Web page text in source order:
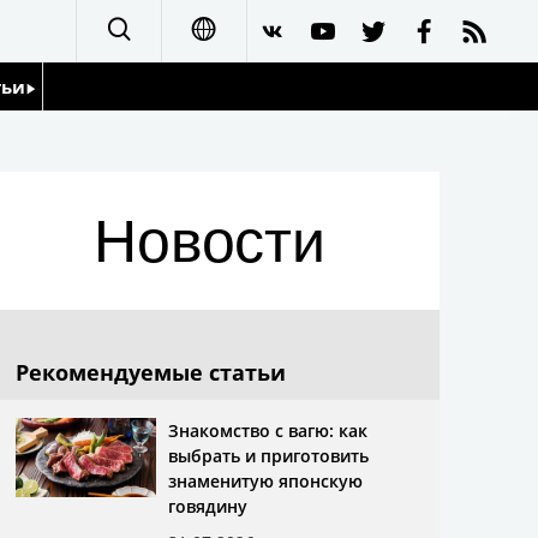
العربية
Новости
Рекомендуемые статьи
Знакомство с вагю: как
выбрать и приготовить
знаменитую японскую
говядину